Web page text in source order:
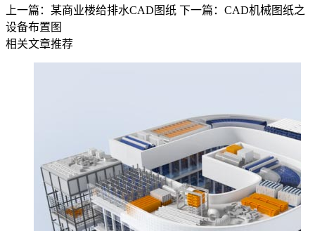
上一篇：某商业楼给排水CAD图纸 下一篇：CAD机械图纸之
设备布置图
相关文章推荐